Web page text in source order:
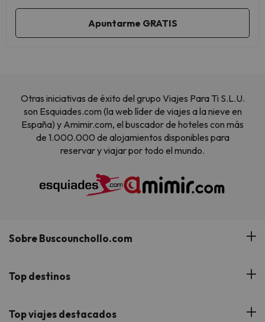
Otras iniciativas de éxito del grupo Viajes Para Ti S.L.U.
son Esquiades.com (la web líder de viajes a la nieve en
España) y Amimir.com, el buscador de hoteles con más
de 1.000.000 de alojamientos disponibles para
reservar y viajar por todo el mundo.
Sobre Buscounchollo.com
¿Quiénes somos?
Top destinos
Hoteles Andalucía
Top viajes destacados